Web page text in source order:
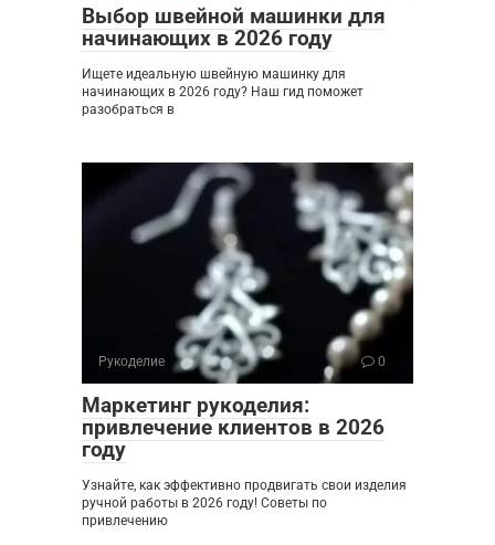
Выбор швейной машинки для
начинающих в 2026 году
Ищете идеальную швейную машинку для
начинающих в 2026 году? Наш гид поможет
разобраться в
Рукоделие 0
Маркетинг рукоделия:
привлечение клиентов в 2026
году
Узнайте, как эффективно продвигать свои изделия
ручной работы в 2026 году! Советы по
привлечению